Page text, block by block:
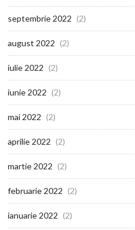
septembrie 2022 (2)
august 2022 (2)
iulie 2022 (2)
iunie 2022 (2)
mai 2022 (2)
aprilie 2022 (2)
martie 2022 (2)
februarie 2022 (2)
ianuarie 2022 (2)